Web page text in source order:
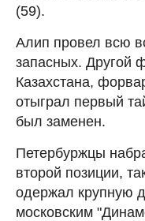
(59).
Алип провел всю
запасных. Другой
Казахстана,
отыграл первый
был заменен.
Петербуржцы
второй позиции,
одержал крупную
московским